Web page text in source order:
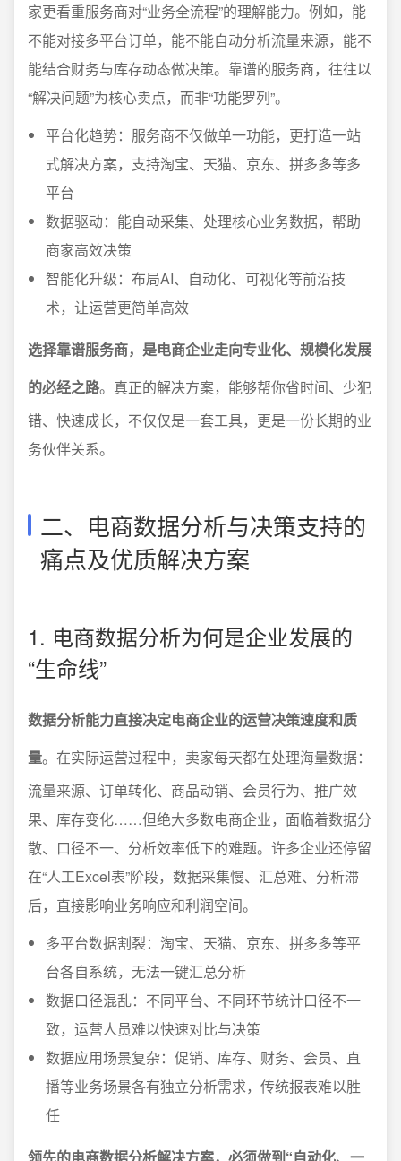
家更看重服务商对“业务全流程”的理解能力。例如，能
不能对接多平台订单，能不能自动分析流量来源，能不
能结合财务与库存动态做决策。靠谱的服务商，往往以
“解决问题”为核心卖点，而非“功能罗列”。
平台化趋势：服务商不仅做单一功能，更打造一站
式解决方案，支持淘宝、天猫、京东、拼多多等多
平台
数据驱动：能自动采集、处理核心业务数据，帮助
商家高效决策
智能化升级：布局AI、自动化、可视化等前沿技
术，让运营更简单高效
选择靠谱服务商，是电商企业走向专业化、规模化发展
的必经之路。真正的解决方案，能够帮你省时间、少犯
错、快速成长，不仅仅是一套工具，更是一份长期的业
务伙伴关系。
二、电商数据分析与决策支持的
痛点及优质解决方案
1. 电商数据分析为何是企业发展的
“生命线”
数据分析能力直接决定电商企业的运营决策速度和质
量。在实际运营过程中，卖家每天都在处理海量数据：
流量来源、订单转化、商品动销、会员行为、推广效
果、库存变化……但绝大多数电商企业，面临着数据分
散、口径不一、分析效率低下的难题。许多企业还停留
在“人工Excel表”阶段，数据采集慢、汇总难、分析滞
后，直接影响业务响应和利润空间。
多平台数据割裂：淘宝、天猫、京东、拼多多等平
台各自系统，无法一键汇总分析
数据口径混乱：不同平台、不同环节统计口径不一
致，运营人员难以快速对比与决策
数据应用场景复杂：促销、库存、财务、会员、直
播等业务场景各有独立分析需求，传统报表难以胜
任